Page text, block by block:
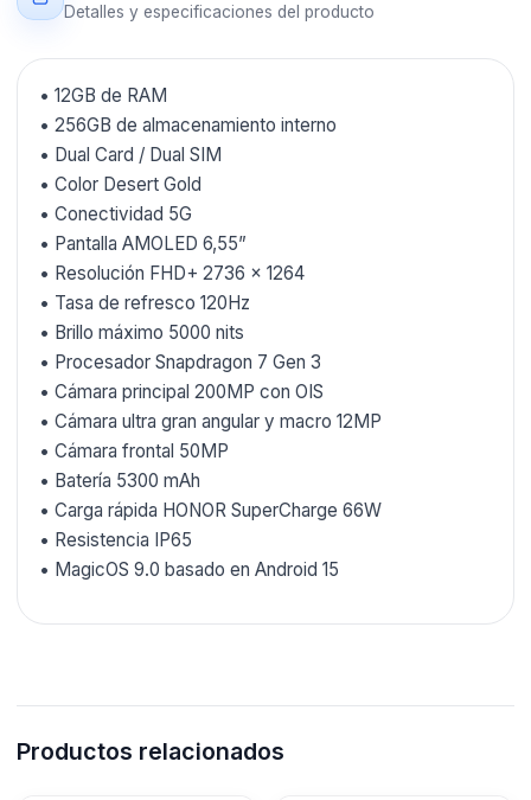
Detalles y especificaciones del producto
• 12GB de RAM
• 256GB de almacenamiento interno
• Dual Card / Dual SIM
• Color Desert Gold
• Conectividad 5G
• Pantalla AMOLED 6,55”
• Resolución FHD+ 2736 × 1264
• Tasa de refresco 120Hz
• Brillo máximo 5000 nits
• Procesador Snapdragon 7 Gen 3
• Cámara principal 200MP con OIS
• Cámara ultra gran angular y macro 12MP
• Cámara frontal 50MP
• Batería 5300 mAh
• Carga rápida HONOR SuperCharge 66W
• Resistencia IP65
• MagicOS 9.0 basado en Android 15
Productos relacionados